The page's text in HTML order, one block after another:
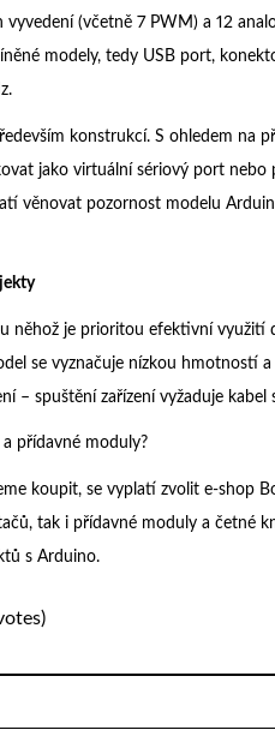
vyvedení (včetně 7 PWM) a 12
modely, tedy USB port,
konstrukcí. S ohledem na
jako virtuální sériový port nebo
věnovat pozornost modelu
něhož je prioritou efektivní využití
se vyznačuje nízkou hmotností
– spuštění zařízení vyžaduje
přídavné moduly?
koupit, se vyplatí zvolit e-shop
tak i přídavné moduly a četné
s Arduino.